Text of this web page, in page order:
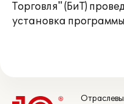
Торговля" (БиТ)
установка